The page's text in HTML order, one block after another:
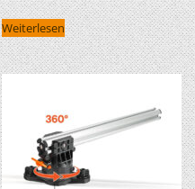
Weiterlesen